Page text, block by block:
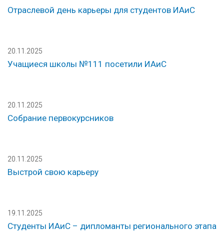
Отраслевой день карьеры для студентов ИАиС
20.11.2025
Учащиеся школы №111 посетили ИАиС
20.11.2025
Собрание первокурсников
20.11.2025
Выстрой свою карьеру
19.11.2025
Студенты ИАиС – дипломанты регионального этапа